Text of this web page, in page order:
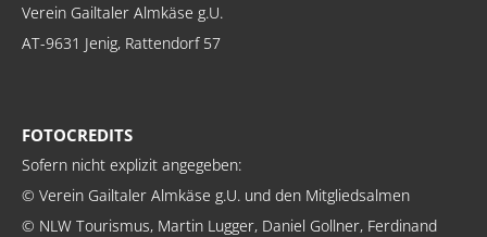
Verein Gailtaler Almkäse g.U.
AT-9631 Jenig, Rattendorf 57
FOTOCREDITS
Sofern nicht explizit angegeben:
© Verein Gailtaler Almkäse g.U. und den Mitgliedsalmen
© NLW Tourismus, Martin Lugger, Daniel Gollner, Ferdinand